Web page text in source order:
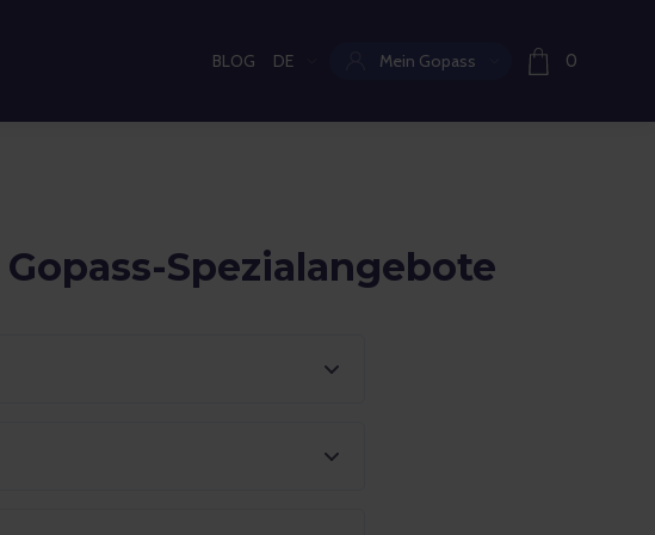
BLOG Aktuelle Sprache:
DE Mein Gopass 0
Spezialangebote